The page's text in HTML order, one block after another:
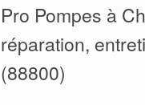
Pro Pompes à
réparation,
(88800)